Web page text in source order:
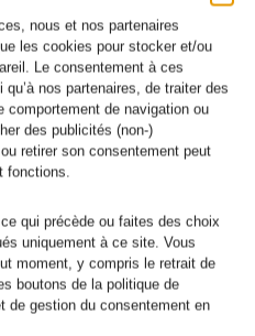
nous et nos partenaires
les cookies pour stocker et/ou
Le consentement à ces
nos partenaires, de traiter des
comportement de navigation ou
des publicités (non-)
retirer son consentement peut
fonctions.
qui précède ou faites des choix
uniquement à ce site. Vous
moment, y compris le retrait de
boutons de la politique de
de gestion du consentement en
Effet Lin Gabrielle Bleu